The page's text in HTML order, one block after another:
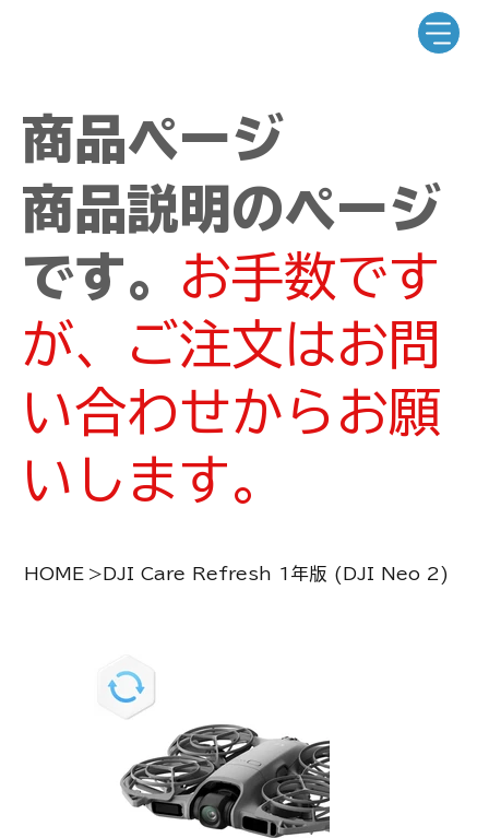
商品ページ
商品説明のページ
です。 お手数です
が、ご注文はお問
い合わせからお願
いします。
HOME > DJI Care Refresh 1年版 (DJI Neo 2)